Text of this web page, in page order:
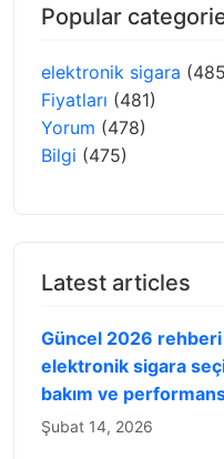
Popular
elektronik sigara
Fiyatları (481)
Yorum (478)
Bilgi (475)
Latest articles
Güncel 2026
elektronik sigara
bakım ve
Şubat 14, 2026